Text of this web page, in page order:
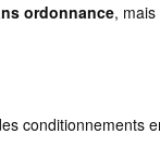
ordonnance,
conditionnements